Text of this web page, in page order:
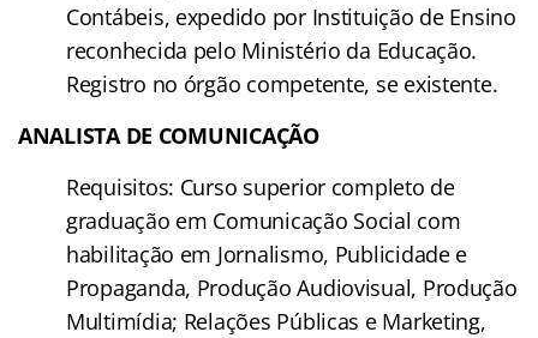
Contábeis, expedido por Instituição de Ensino
reconhecida pelo Ministério da Educação.
Registro no órgão competente, se existente.
ANALISTA DE COMUNICAÇÃO
Requisitos: Curso superior completo de
graduação em Comunicação Social com
habilitação em Jornalismo, Publicidade e
Propaganda, Produção Audiovisual, Produção
Multimídia; Relações Públicas e Marketing,